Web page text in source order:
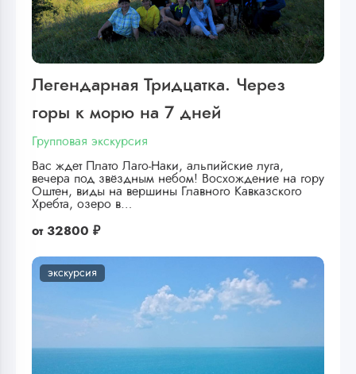
Легендарная Тридцатка. Через
горы к морю на 7 дней
Групповая экскурсия
Вас ждет Плато Лаго-Наки, альпийские луга,
вечера под звёздным небом! Восхождение на гору
Оштен, виды на вершины Главного Кавказского
Хребта, озеро в…
от 32800 ₽
экскурсия